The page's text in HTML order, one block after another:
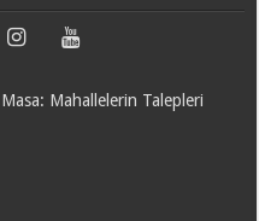
Mahallelerin Talepleri